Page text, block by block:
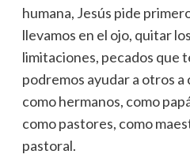
humana, Jesús pide
llevamos en el ojo, quitar
limitaciones, pecados que
podremos ayudar a otros a
como hermanos, como
como pastores, como
pastoral.